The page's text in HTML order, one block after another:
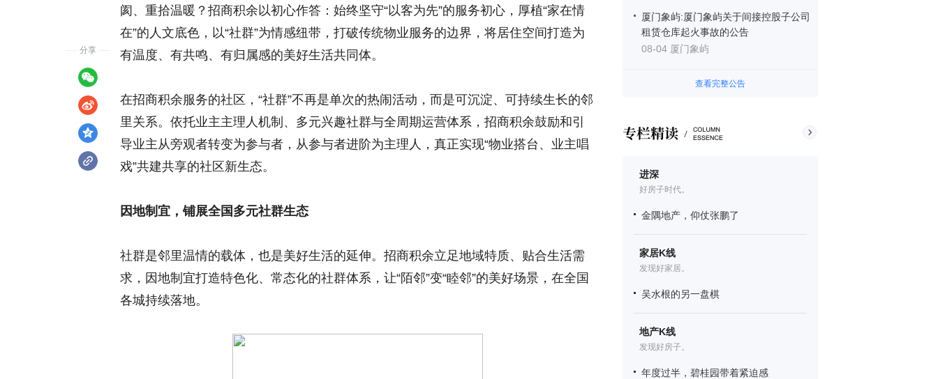
厦门象屿:厦门象屿关于间接控股子公司
租赁仓库起火事故的公告
08-04 厦门象屿
查看完整公告
进深
好房子时代。
金隅地产，仰仗张鹏了
家居K线
发现好家居。
吴水根的另一盘棋
地产K线
发现好房子。
年度过半，碧桂园带着紧迫感
阂、重拾温暖？招商积余以初心作答：始终坚守“以客为先”的服务初心，厚植“家在情
在”的人文底色，以“社群”为情感纽带，打破传统物业服务的边界，将居住空间打造为
有温度、有共鸣、有归属感的美好生活共同体。
在招商积余服务的社区，“社群”不再是单次的热闹活动，而是可沉淀、可持续生长的邻
里关系。依托业主主理人机制、多元兴趣社群与全周期运营体系，招商积余鼓励和引
导业主从旁观者转变为参与者，从参与者进阶为主理人，真正实现“物业搭台、业主唱
戏”共建共享的社区新生态。
因地制宜，铺展全国多元社群生态
社群是邻里温情的载体，也是美好生活的延伸。招商积余立足地域特质、贴合生活需
求，因地制宜打造特色化、常态化的社群体系，让“陌邻”变“睦邻”的美好场景，在全国
各城持续落地。
分享